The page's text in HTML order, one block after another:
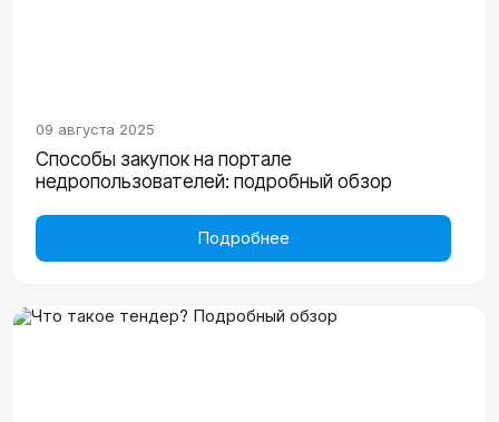
09 августа 2025
Способы закупок на портале
недропользователей: подробный обзор
Подробнее